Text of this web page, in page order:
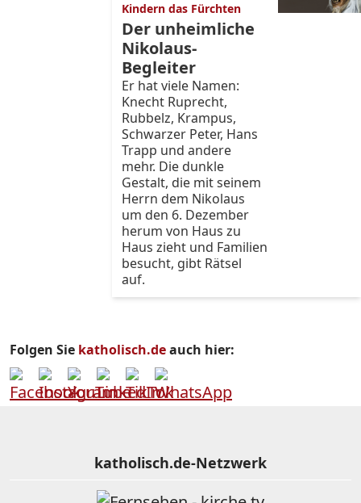
Kindern das Fürchten
Der unheimliche
Nikolaus-
Begleiter
Er hat viele Namen:
Knecht Ruprecht,
Rubbelz, Krampus,
Schwarzer Peter, Hans
Trapp und andere
mehr. Die dunkle
Gestalt, die mit seinem
Herrn dem Nikolaus
um den 6. Dezember
herum von Haus zu
Haus zieht und Familien
besucht, gibt Rätsel
auf.
Folgen Sie katholisch.deauch hier:
katholisch.de-Netzwerk